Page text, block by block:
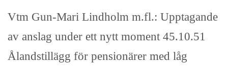
Vtm Gun-Mari Lindholm m.fl.: Upptagande
av anslag under ett nytt moment 45.10.51
Ålandstillägg för pensionärer med låg